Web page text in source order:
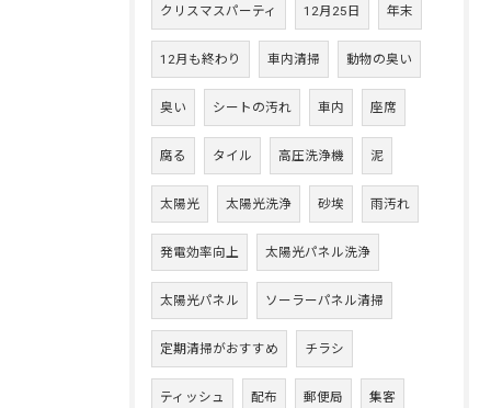
クリスマスパーティ 12月25日 年末
12月も終わり 車内清掃 動物の臭い
臭い シートの汚れ 車内 座席
腐る タイル 高圧洗浄機 泥
太陽光 太陽光洗浄 砂埃 雨汚れ
発電効率向上 太陽光パネル洗浄
太陽光パネル ソーラーパネル清掃
定期清掃がおすすめ チラシ
ティッシュ 配布 郵便局 集客